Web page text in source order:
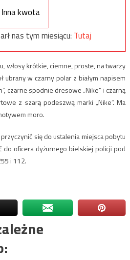
Inna kwota
nas tym miesiącu: Tutaj
włosy krótkie, ciemne, proste, na twarzy
ubrany w czarny polar z białym napisem
czarne spodnie dresowe „Nike” i czarną
z szarą podeszwą marki „Nike”. Ma
moro.
się do ustalenia miejsca pobytu
do oficera dyżurnego bielskiej policji pod
i 112.